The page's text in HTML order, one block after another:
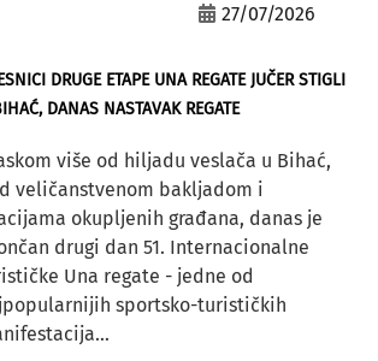
27/07/2026
DRUGE ETAPE UNA REGATE JUČER STIGLI
DANAS NASTAVAK REGATE
više od hiljadu veslača u Bihać,
veličanstvenom bakljadom i
okupljenih građana, danas je
drugi dan 51. Internacionalne
Una regate - jedne od
sportsko-turističkih